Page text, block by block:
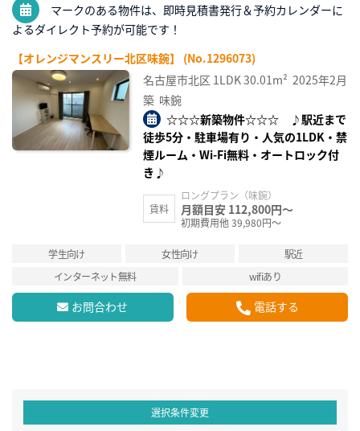
マークのある物件は、即時見積書発行＆予約カレンダーに
よるダイレクト予約が可能です！
【オレンジマンスリー北区味鋺】 (No.1296073)
名古屋市北区 1LDK30.01m² 2025年2月
築 味鋺
☆☆☆新築物件☆☆☆ ♪駅近まで
徒歩5分・駐車場有り・人気の1LDK・禁
煙ルーム・Wi-Fi無料・オートロック付
き♪
賃料
ロングプラン（味鋺）
月額目安 112,800円～
初期費用他 39,980円～
学生向け 女性向け
駅近
インターネット無料
wifiあり
お問合わせ 電話する
選択条件変更